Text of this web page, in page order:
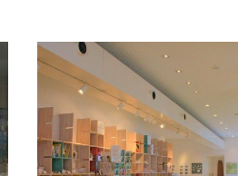
ดูข้อมูลพื้นฐาน